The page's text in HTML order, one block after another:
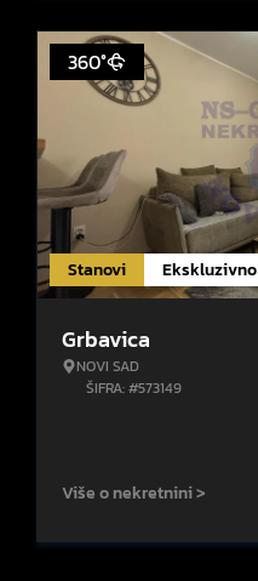
Stanovi Ekskluzivno
360°
Grbavica
NOVI SAD
ŠIFRA: #573149
Više o nekretnini >